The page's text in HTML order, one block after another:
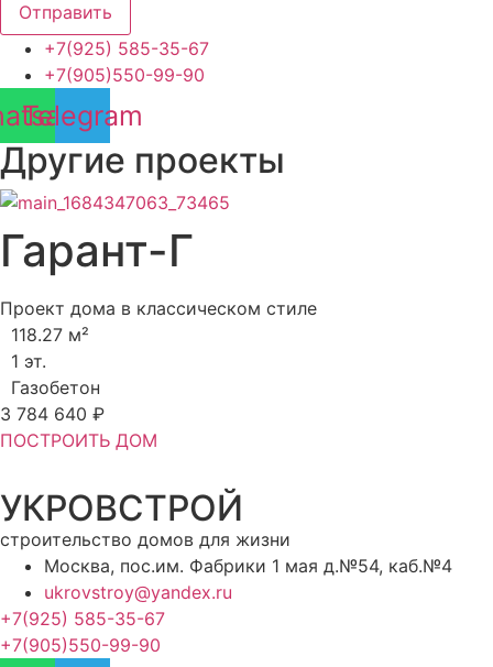
Отправить
+7(925) 585-35-67
+7(905)550-99-90
Telegram
Другие проекты
Гарант-Г
Проект дома в классическом стиле
118.27 м²
1 эт.
Газобетон
3 784 640 ₽
ПОСТРОИТЬ ДОМ
УКРОВСТРОЙ
строительство домов для жизни
Москва, пос.им. Фабрики 1 мая д.№54, каб.№4
ukrovstroy@yandex.ru
+7(925) 585-35-67
+7(905)550-99-90